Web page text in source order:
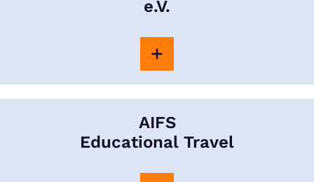
e.V.
AIFS
Educational Travel